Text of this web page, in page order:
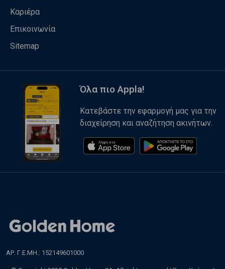
Καριέρα
Επικοινωνία
Sitemap
Όλα πιο Appla!
Κατεβάστε την εφαρμογή μας για την
διαχείρηση και αναζήτηση ακινήτων.
ΑΡ. Γ.Ε.ΜΗ.: 152149601000